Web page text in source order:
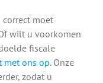
moet
wilt u voorkomen
fiscale
met ons op. Onze
zodat u